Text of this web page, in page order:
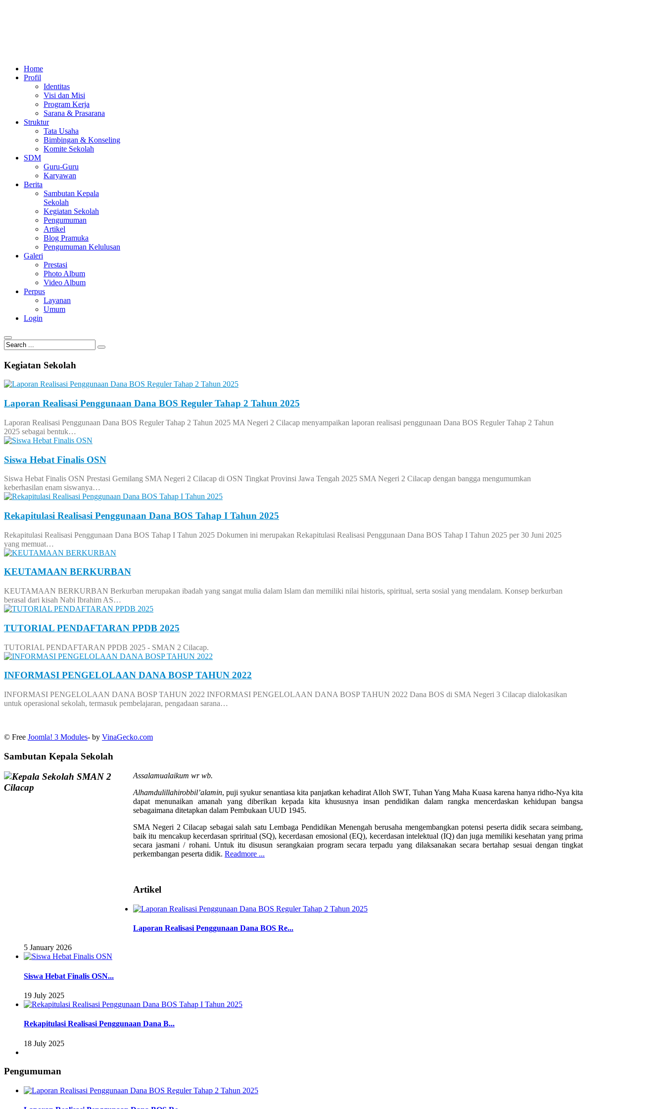
Home
Profil
Identitas
Visi dan Misi
Program Kerja
Sarana & Prasarana
Struktur
Tata Usaha
Bimbingan & Konseling
Komite Sekolah
SDM
Guru-Guru
Karyawan
Berita
Sambutan Kepala
Sekolah
Kegiatan Sekolah
Pengumuman
Artikel
Blog Pramuka
Pengumuman Kelulusan
Galeri
Prestasi
Photo Album
Video Album
Perpus
Layanan
Umum
Login
Kegiatan Sekolah
Laporan Realisasi Penggunaan Dana BOS Reguler Tahap 2 Tahun 2025
Laporan Realisasi Penggunaan Dana BOS Reguler Tahap 2 Tahun 2025 MA Negeri 2 Cilacap menyampaikan laporan realisasi penggunaan Dana BOS Reguler Tahap 2 Tahun
2025 sebagai bentuk…
Siswa Hebat Finalis OSN
Siswa Hebat Finalis OSN Prestasi Gemilang SMA Negeri 2 Cilacap di OSN Tingkat Provinsi Jawa Tengah 2025 SMA Negeri 2 Cilacap dengan bangga mengumumkan
keberhasilan enam siswanya…
Rekapitulasi Realisasi Penggunaan Dana BOS Tahap I Tahun 2025
Rekapitulasi Realisasi Penggunaan Dana BOS Tahap I Tahun 2025 Dokumen ini merupakan Rekapitulasi Realisasi Penggunaan Dana BOS Tahap I Tahun 2025 per 30 Juni 2025
yang memuat…
KEUTAMAAN BERKURBAN
KEUTAMAAN BERKURBAN Berkurban merupakan ibadah yang sangat mulia dalam Islam dan memiliki nilai historis, spiritual, serta sosial yang mendalam. Konsep berkurban
berasal dari kisah Nabi Ibrahim AS…
TUTORIAL PENDAFTARAN PPDB 2025
TUTORIAL PENDAFTARAN PPDB 2025 - SMAN 2 Cilacap.
INFORMASI PENGELOLAAN DANA BOSP TAHUN 2022
INFORMASI PENGELOLAAN DANA BOSP TAHUN 2022 INFORMASI PENGELOLAAN DANA BOSP TAHUN 2022 Dana BOS di SMA Negeri 3 Cilacap dialokasikan
untuk operasional sekolah, termasuk pembelajaran, pengadaan sarana…
© Free Joomla! 3 Modules- by VinaGecko.com
Sambutan Kepala Sekolah
Assalamualaikum wr wb.
Alhamdulillahirobbil’alamin, puji syukur senantiasa kita panjatkan kehadirat Alloh SWT, Tuhan Yang Maha Kuasa karena hanya ridho-Nya kita
dapat menunaikan amanah yang diberikan kepada kita khususnya insan pendidikan dalam rangka mencerdaskan kehidupan bangsa
sebagaimana ditetapkan dalam Pembukaan UUD 1945.
SMA Negeri 2 Cilacap sebagai salah satu Lembaga Pendidikan Menengah berusaha mengembangkan potensi peserta didik secara seimbang,
baik itu mencakup kecerdasan spriritual (SQ), kecerdasan emosional (EQ), kecerdasan intelektual (IQ) dan juga memiliki kesehatan yang prima
secara jasmani / rohani. Untuk itu disusun serangkaian program secara terpadu yang dilaksanakan secara bertahap sesuai dengan tingkat
perkembangan peserta didik. Readmore ...
Artikel
Laporan Realisasi Penggunaan Dana BOS Re...
5 January 2026
Siswa Hebat Finalis OSN...
19 July 2025
Rekapitulasi Realisasi Penggunaan Dana B...
18 July 2025
Pengumuman